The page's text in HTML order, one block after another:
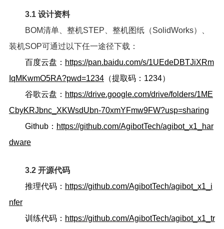
3.1 设计资料
BOM清单、整机STEP、整机图纸（SolidWorks）、
装机SOP可通过以下任一途径下载：
百度云盘： https://pan.baidu.com/s/1UEdeDBTJiXRm
IqMKwmO5RA?pwd=1234（提取码：1234）
谷歌云盘： https://drive.google.com/drive/folders/1ME
CbyKRJbnc_XKWsdUbn-70xmYFmw9FW?usp=sharing
Github： https://github.com/AgibotTech/agibot_x1_har
dware
3.2 开源代码
推理代码： https://github.com/AgibotTech/agibot_x1_i
nfer
训练代码： https://github.com/AgibotTech/agibot_x1_tr